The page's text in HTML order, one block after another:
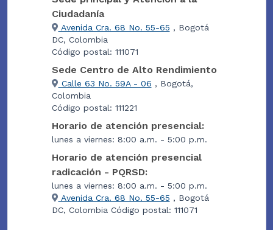
Ciudadanía
Avenida Cra. 68 No. 55-65 , Bogotá
DC, Colombia
Código postal: 111071
Sede Centro de Alto Rendimiento
Calle 63 No. 59A - 06 , Bogotá,
Colombia
Código postal: 111221
Horario de atención presencial:
lunes a viernes: 8:00 a.m. - 5:00 p.m.
Horario de atención presencial
radicación - PQRSD:
lunes a viernes: 8:00 a.m. - 5:00 p.m.
Avenida Cra. 68 No. 55-65 , Bogotá
DC, Colombia Código postal: 111071